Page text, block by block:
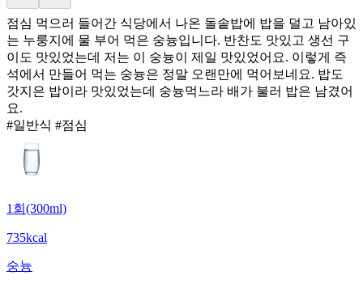
점심 먹으러 들어간 식당에서 나온 돌솥밥에 밥을 덜고 남아있
는 누룽지에 물 부어 먹은 숭늉입니다. 반찬도 맛있고 생선 구
이도 맛있었는데 저는 이 숭늉이 제일 맛있었어요. 이렇게 즉
석에서 만들어 먹는 숭늉은 정말 오랜만에 먹어보네요. 밥도
갓지은 밥이라 맛있었는데 숭늉먹느라 배가 불러 밥은 남겼어
요.
#일반식 #점심
1회(300ml)
735kcal
숭늉